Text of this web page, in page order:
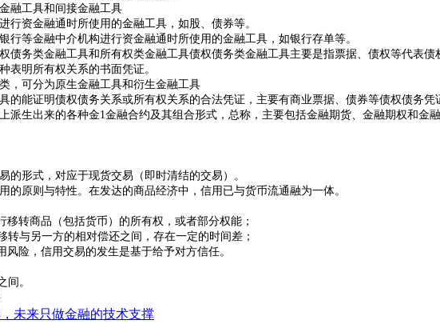
工具和间接金融工具
资金融通时所使用的金融工具，如股、债券等。
等金融中介机构进行资金融通时所使用的金融工具，如银行存单等。
务类金融工具和所有权类金融工具债权债务类金融工具主要是指票据、债权等代表债
明所有权关系的书面凭证。
可分为原生金融工具和衍生金融工具
能证明债权债务关系或所有权关系的合法凭证，主要有商业票据、债券等债权债务凭
生出来的各种金1金融合约及其组合形式，总称，主要包括金融期货、金融期权和金融
的形式，对应于现货交易（即时清结的交易）。
原则与特性。在发达的商品经济中，信用已与货币流通融为一体。
转商品（包括货币）的所有权，或者部分权能；
与另一方的相对偿还之间，存在一定的时间差；
险，信用交易的发生是基于给予对方信任。
。
未来只做金融的技术支撑